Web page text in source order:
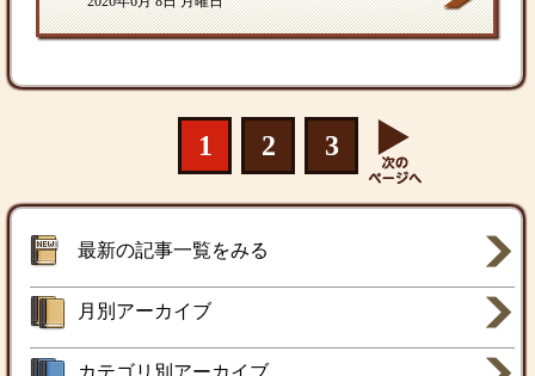
1 2 3
最新の記事一覧をみる
月別アーカイブ
カテゴリ別アーカイブ